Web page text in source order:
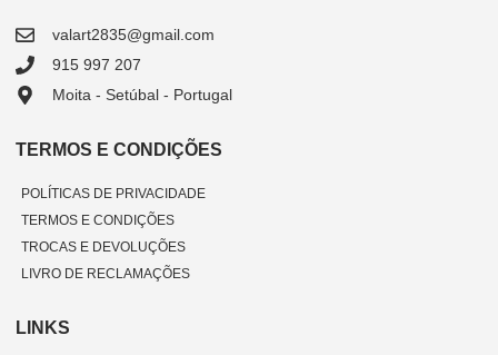
valart2835@gmail.com
915 997 207
Moita - Setúbal - Portugal
TERMOS E CONDIÇÕES
POLÍTICAS DE PRIVACIDADE
TERMOS E CONDIÇÕES
TROCAS E DEVOLUÇÕES
LIVRO DE RECLAMAÇÕES
LINKS